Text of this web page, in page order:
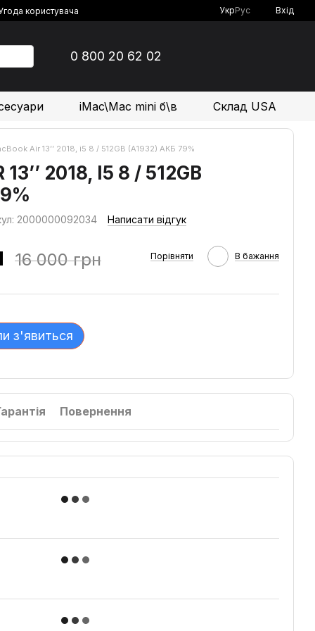
користувача
УкрРус Вхід
0 800 20 62 02
iMac\Mac mini б\в Склад USA
Air 13’’ 2018, i5 8 / 512GB (A1932) АКБ 79%
2018, I5 8 / 512GB
2000000092034 Написати відгук
16 000 грн Порівняти В бажання
з'явиться
Повернення